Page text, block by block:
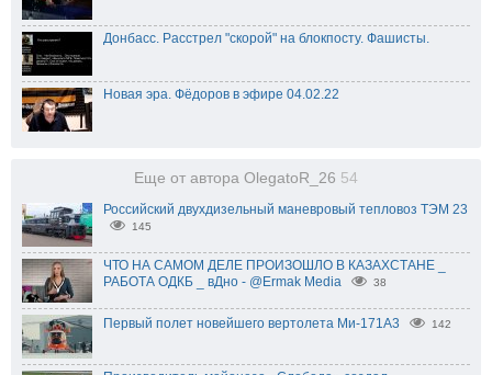
Донбасс. Расстрел "скорой" на блокпосту. Фашисты.
Новая эра. Фёдоров в эфире 04.02.22
Еще от автора OlegatoR_26 54
Российский двухдизельный маневровый тепловоз ТЭМ 23
145
ЧТО НА САМОМ ДЕЛЕ ПРОИЗОШЛО В КАЗАХСТАНЕ _
РАБОТА ОДКБ _ вДно - @Ermak Media
38
Первый полет новейшего вертолета Ми-171А3 142